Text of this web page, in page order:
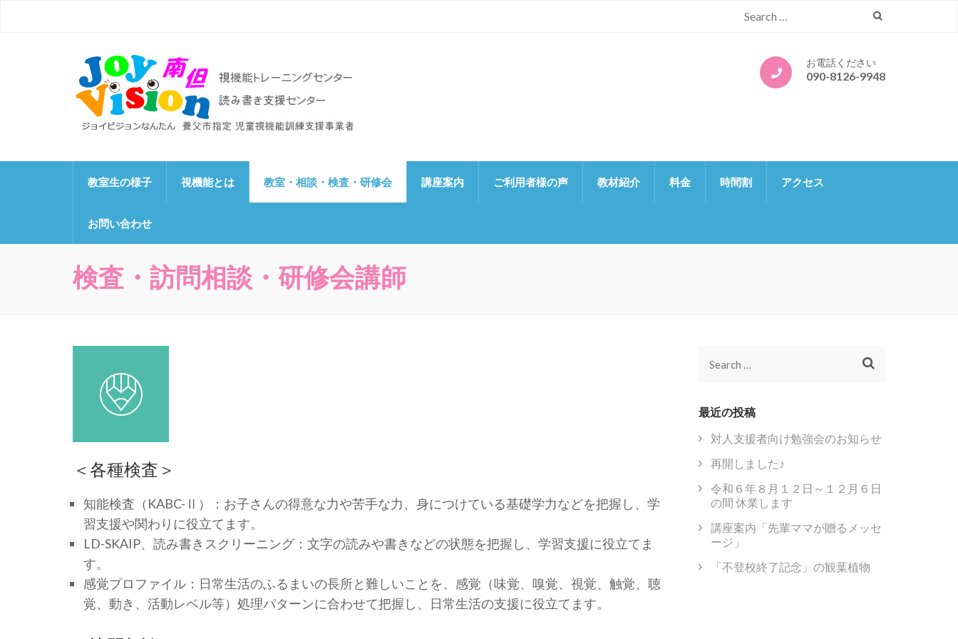
Search
ジョイビジョン南但（なんたん）
お電話ください
090-8126-9948
教室生の様子 視機能とは 教室・相談・検査・研修会 講座案内 ご利用者様の声 教材紹介 料金 時間割 アクセス
お問い合わせ
検査・訪問相談・研修会講師
＜各種検査＞
知能検査（KABC-Ⅱ）：お子さんの得意な力や苦手な力、身につけている基礎学力などを把握し、学
習支援や関わりに役立てます。
LD-SKAIP、読み書きスクリーニング：文字の読みや書きなどの状態を把握し、学習支援に役立てま
す。
感覚プロファイル：日常生活のふるまいの長所と難しいことを、感覚（味覚、嗅覚、視覚、触覚、聴
覚、動き、活動レベル等）処理パターンに合わせて把握し、日常生活の支援に役立てます。
Search
最近の投稿
対人支援者向け勉強会のお知らせ
再開しました♪
令和６年８月１２日～１２月６日
の間 休業します
講座案内「先輩ママが贈るメッセ
ージ」
「不登校終了記念」の観葉植物